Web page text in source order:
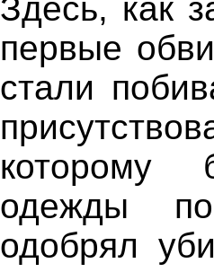
Здесь, как
первые
стали
которому
одежды
одобрял